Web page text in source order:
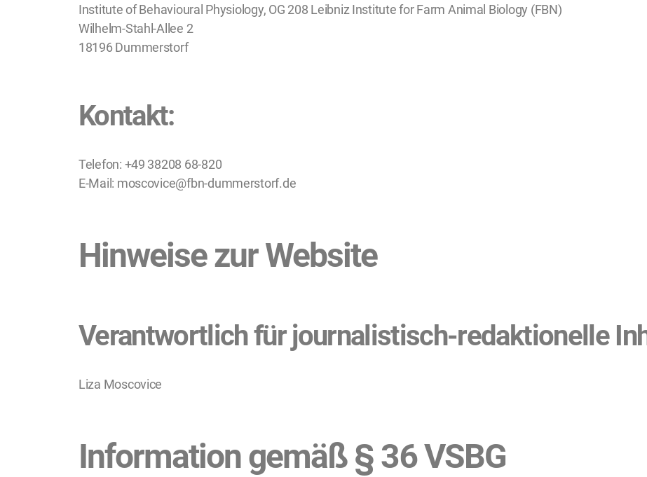
Institute of Behavioural Physiology, OG 208 Leibniz Institute for Farm Animal Biology (FBN)
Wilhelm-Stahl-Allee 2
18196 Dummerstorf
Kontakt:
Telefon: +49 38208 68-820
E-Mail: moscovice@fbn-dummerstorf.de
Hinweise zur Website
Verantwortlich für journalistisch-redaktionelle
Liza Moscovice
Information gemäß § 36 VSBG